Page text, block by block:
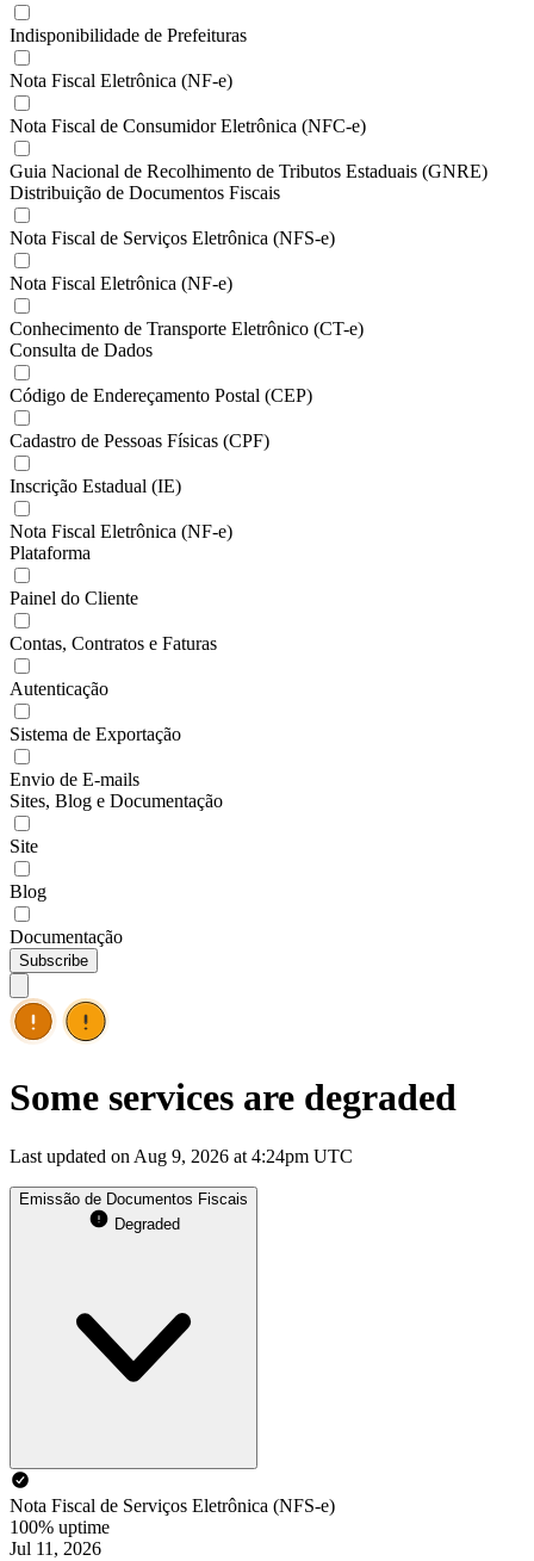
Indisponibilidade de Prefeituras
Nota Fiscal Eletrônica (NF-e)
Nota Fiscal de Consumidor Eletrônica (NFC-e)
Guia Nacional de Recolhimento de Tributos Estaduais (GNRE)
Distribuição de Documentos Fiscais
Nota Fiscal de Serviços Eletrônica (NFS-e)
Nota Fiscal Eletrônica (NF-e)
Conhecimento de Transporte Eletrônico (CT-e)
Consulta de Dados
Código de Endereçamento Postal (CEP)
Cadastro de Pessoas Físicas (CPF)
Inscrição Estadual (IE)
Nota Fiscal Eletrônica (NF-e)
Plataforma
Painel do Cliente
Contas, Contratos e Faturas
Autenticação
Sistema de Exportação
Envio de E-mails
Sites, Blog e Documentação
Site
Blog
Documentação
Subscribe
Some services are degraded
Last updated on Aug 9, 2026 at 4:24pm UTC
Emissão de Documentos Fiscais
Degraded
Nota Fiscal de Serviços Eletrônica (NFS-e)
100% uptime
Jul 11, 2026